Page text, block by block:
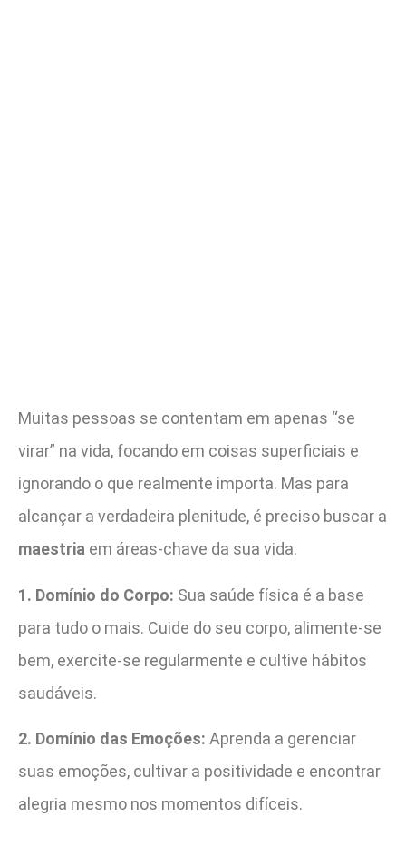
Muitas pessoas se contentam em apenas “se
virar” na vida, focando em coisas superficiais e
ignorando o que realmente importa. Mas para
alcançar a verdadeira plenitude, é preciso buscar a
maestria em áreas-chave da sua vida.
1. Domínio do Corpo: Sua saúde física é a base
para tudo o mais. Cuide do seu corpo, alimente-se
bem, exercite-se regularmente e cultive hábitos
saudáveis.
2. Domínio das Emoções: Aprenda a gerenciar
suas emoções, cultivar a positividade e encontrar
alegria mesmo nos momentos difíceis.